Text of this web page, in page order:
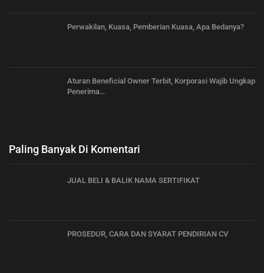
Perwakilan, Kuasa, Pemberian Kuasa, Apa Bedanya?
Aturan Beneficial Owner Terbit, Korporasi Wajib Ungkap
Penerima…
Paling Banyak Di Komentari
JUAL BELI & BALIK NAMA SERTIFIKAT
PROSEDUR, CARA DAN SYARAT PENDIRIAN CV